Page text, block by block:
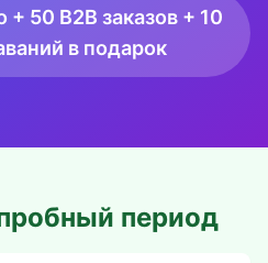
+ 50 B2B заказов + 10
в подарок
период